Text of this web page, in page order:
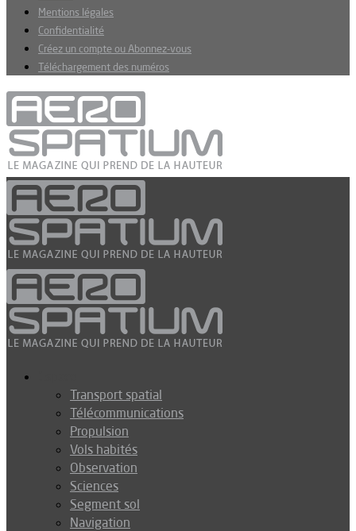
Mentions légales
Confidentialité
Créez un compte ou Abonnez-vous
Téléchargement des numéros
Transport spatial
Télécommunications
Propulsion
Vols habités
Observation
Sciences
Segment sol
Navigation